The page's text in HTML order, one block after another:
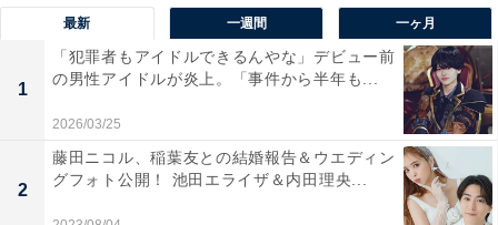
最新 一週間 一ヶ月
1
「犯罪者もアイドルできるんやな」デビュー前
の男性アイドルが炎上。「事件から半年も...
2026/03/25
2
藤田ニコル、稲葉友との結婚報告＆ウエディン
グフォト公開！ 池田エライザ＆内田理央...